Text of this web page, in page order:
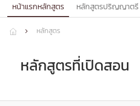
หน้าแรกหลักสูตร หลักสูตรปริญญาตรี
  หลักสูตร
หลักสูตรที่เปิดสอน